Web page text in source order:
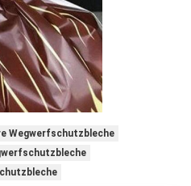
Wegwerfschutzbleche